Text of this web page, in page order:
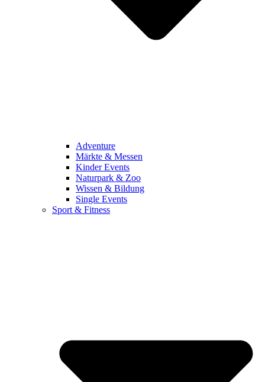
Adventure
Märkte & Messen
Kinder Events
Naturpark & Zoo
Wissen & Bildung
Single Events
Sport & Fitness